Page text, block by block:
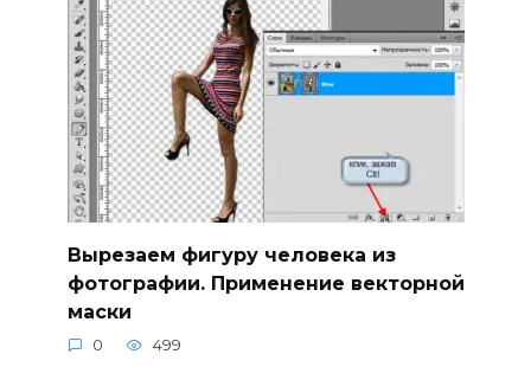
Вырезаем фигуру человека из
фотографии. Применение векторной
маски
0 499